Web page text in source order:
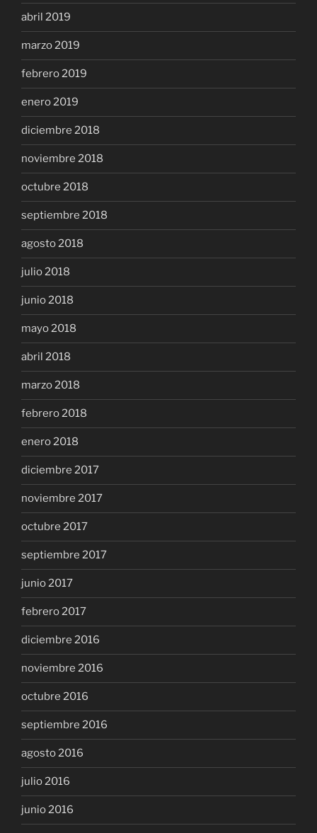
abril 2019
marzo 2019
febrero 2019
enero 2019
diciembre 2018
noviembre 2018
octubre 2018
septiembre 2018
agosto 2018
julio 2018
junio 2018
mayo 2018
abril 2018
marzo 2018
febrero 2018
enero 2018
diciembre 2017
noviembre 2017
octubre 2017
septiembre 2017
junio 2017
febrero 2017
diciembre 2016
noviembre 2016
octubre 2016
septiembre 2016
agosto 2016
julio 2016
junio 2016